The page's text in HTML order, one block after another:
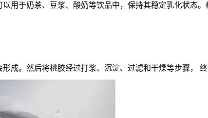
用于奶茶、豆浆、酸奶等饮品中，保持其稳定乳化状态
成。然后将桃胶经过打浆、沉淀、过滤和干燥等步骤， 终